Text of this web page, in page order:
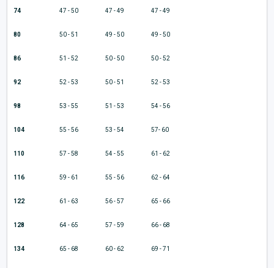
74 47 - 50 47 - 49 47 - 49
80 50 - 51 49 - 50 49 - 50
86 51 - 52 50 - 50 50 - 52
92 52 - 53 50 - 51 52 - 53
98 53 - 55 51 - 53 54 - 56
104 55 - 56 53 - 54 57- 60
110 57 - 58 54 - 55 61 - 62
116 59 - 61 55 - 56 62 - 64
122 61 - 63 56 - 57 65 - 66
128 64 - 65 57 - 59 66 - 68
134 65 - 68 60 - 62 69 - 71